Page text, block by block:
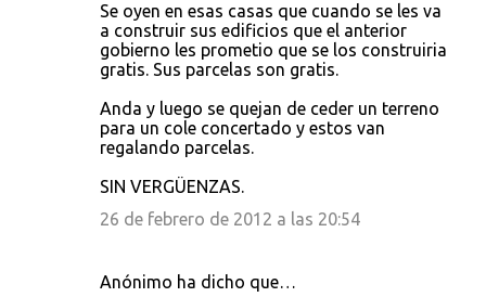
Se oyen en esas casas que cuando se les va
a construir sus edificios que el anterior
gobierno les prometio que se los construiria
gratis. Sus parcelas son gratis.
Anda y luego se quejan de ceder un terreno
para un cole concertado y estos van
regalando parcelas.
SIN VERGÜENZAS.
26 de febrero de 2012 a las 20:54
Anónimo ha dicho que…